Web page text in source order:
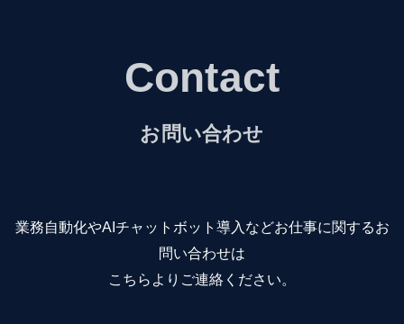
Contact
お問い合わせ
業務自動化やAIチャットボット導入などお仕事に関するお
問い合わせは
こちらよりご連絡ください。